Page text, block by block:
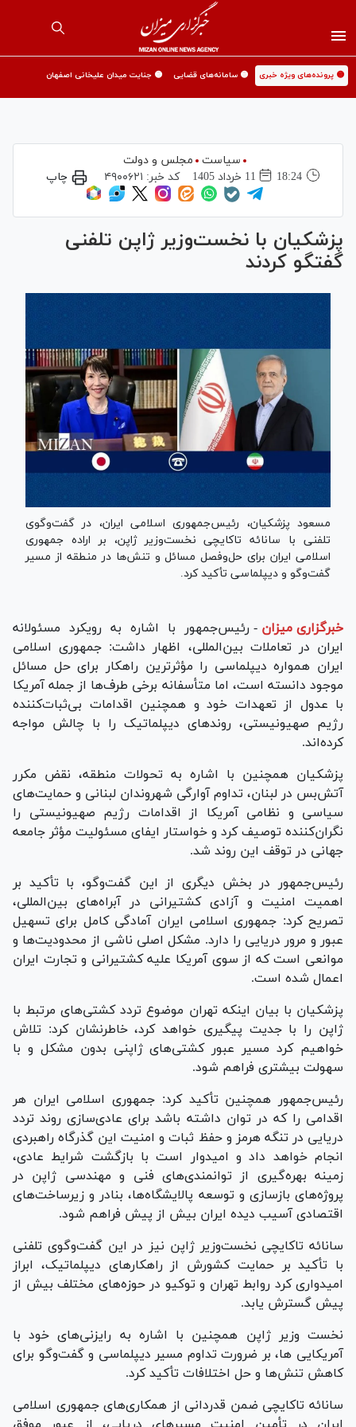
🟡 پرونده‌های ویژه خبری 🟡 سامانه‌های قضایی 🟡 جنایت میدان علیخانی اصفهان
سیاست
مجلس و دولت
18:24
11 خرداد 1405 کد خبر: ۴۹۰۰۶۲۱ چاپ
پزشکیان با نخست‌وزیر ژاپن تلفنی
گفتگو کردند
مسعود پزشکیان، رئیس‌جمهوری اسلامی ایران، در گفت‌وگوی
تلفنی با سانائه تاکایچی نخست‌وزیر ژاپن، بر اراده جمهوری
اسلامی ایران برای حل‌وفصل مسائل و تنش‌ها در منطقه از مسیر
گفت‌و‌گو و دیپلماسی تأکید کرد.
خبرگزاری میزان - رئیس‌جمهور با اشاره به رویکرد مسئولانه
ایران در تعاملات بین‌المللی، اظهار داشت: جمهوری اسلامی
ایران همواره دیپلماسی را مؤثرترین راهکار برای حل مسائل
موجود دانسته است، اما متأسفانه برخی طرف‌ها از جمله آمریکا
با عدول از تعهدات خود و همچنین اقدامات بی‌ثبات‌کننده
رژیم صهیونیستی، روند‌های دیپلماتیک را با چالش مواجه
کرده‌اند.
پزشکیان همچنین با اشاره به تحولات منطقه، نقض مکرر
آتش‌بس در لبنان، تداوم آوارگی شهروندان لبنانی و حمایت‌های
سیاسی و نظامی آمریکا از اقدامات رژیم صهیونیستی را
نگران‌کننده توصیف کرد و خواستار ایفای مسئولیت مؤثر جامعه
جهانی در توقف این روند شد.
رئیس‌جمهور در بخش دیگری از این گفت‌و‌گو، با تأکید بر
اهمیت امنیت و آزادی کشتیرانی در آبراه‌های بین‌المللی،
تصریح کرد: جمهوری اسلامی ایران آمادگی کامل برای تسهیل
عبور و مرور دریایی را دارد. مشکل اصلی ناشی از محدودیت‌ها و
موانعی است که از سوی آمریکا علیه کشتیرانی و تجارت ایران
اعمال شده است.
پزشکیان با بیان اینکه تهران موضوع تردد کشتی‌های مرتبط با
ژاپن را با جدیت پیگیری خواهد کرد، خاطرنشان کرد: تلاش
خواهیم کرد مسیر عبور کشتی‌های ژاپنی بدون مشکل و با
سهولت بیشتری فراهم شود.
رئیس‌جمهور همچنین تأکید کرد: جمهوری اسلامی ایران هر
اقدامی را که در توان داشته باشد برای عادی‌سازی روند تردد
دریایی در تنگه هرمز و حفظ ثبات و امنیت این گذرگاه راهبردی
انجام خواهد داد و امیدوار است با بازگشت شرایط عادی،
زمینه بهره‌گیری از توانمندی‌های فنی و مهندسی ژاپن در
پروژه‌های بازسازی و توسعه پالایشگاه‌ها، بنادر و زیرساخت‌های
اقتصادی آسیب دیده ایران بیش از پیش فراهم شود.
سانائه تاکایچی نخست‌وزیر ژاپن نیز در این گفت‌وگوی تلفنی
با تأکید بر حمایت کشورش از راهکار‌های دیپلماتیک، ابراز
امیدواری کرد روابط تهران و توکیو در حوزه‌های مختلف بیش از
پیش گسترش یابد.
نخست وزیر ژاپن همچنین با اشاره به رایزنی‌های خود با
آمریکایی ها، بر ضرورت تداوم مسیر دیپلماسی و گفت‌و‌گو برای
کاهش تنش‌ها و حل اختلافات تأکید کرد.
سانائه تاکایچی ضمن قدردانی از همکاری‌های جمهوری اسلامی